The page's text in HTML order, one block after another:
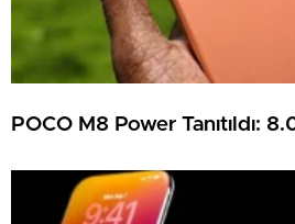
POCO M8 Power Tanıtıldı: